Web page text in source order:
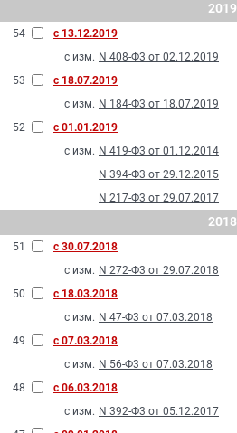
2019
54
с 13.12.2019
с изм. N 408-Ф3 от 02.12.2019
53
с 18.07.2019
с изм. N 184-Ф3 от 18.07.2019
52
с 01.01.2019
с изм. N 419-Ф3 от 01.12.2014
N 394-Ф3 от 29.12.2015
N 217-Ф3 от 29.07.2017
2018
51
с 30.07.2018
с изм. N 272-Ф3 от 29.07.2018
50
с 18.03.2018
с изм. N 47-Ф3 от 07.03.2018
49
с 07.03.2018
с изм. N 56-Ф3 от 07.03.2018
48
с 06.03.2018
с изм. N 392-Ф3 от 05.12.2017